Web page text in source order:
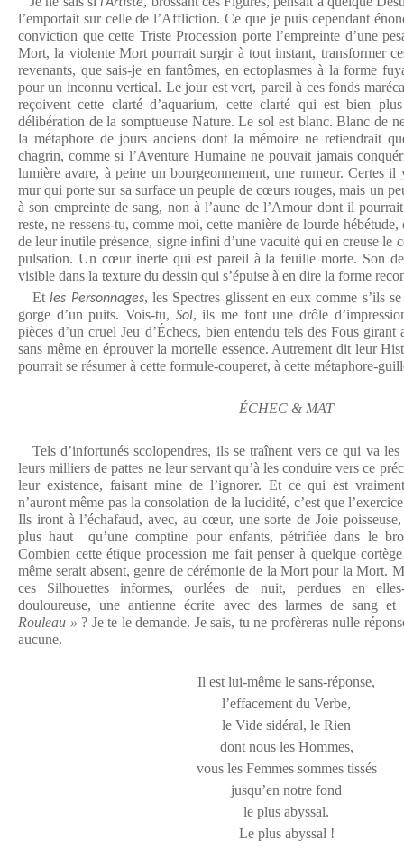
l’emportait sur celle de l’Affliction. Ce que je puis cependant
conviction que cette Triste Procession porte l’empreinte d’une
Mort, la violente Mort pourrait surgir à tout instant, transformer
revenants, que sais-je en fantômes, en ectoplasmes à la forme
pour un inconnu vertical. Le jour est vert, pareil à ces fonds
reçoivent cette clarté d’aquarium, cette clarté qui est bien
délibération de la somptueuse Nature. Le sol est blanc. Blanc de
la métaphore de jours anciens dont la mémoire ne retiendrait
chagrin, comme si l’Aventure Humaine ne pouvait jamais
lumière avare, à peine un bourgeonnement, une rumeur. Certes
mur qui porte sur sa surface un peuple de cœurs rouges, mais un
à son empreinte de sang, non à l’aune de l’Amour dont il
reste, ne ressens-tu, comme moi, cette manière de lourde
de leur inutile présence, signe infini d’une vacuité qui en creuse le
pulsation. Un cœur inerte qui est pareil à la feuille morte. Son
visible dans la texture du dessin qui s’épuise à en dire la forme
Et les Personnages, les Spectres glissent en eux comme s’ils
gorge d’un puits. Vois-tu, Sol, ils me font une drôle
pièces d’un cruel Jeu d’Échecs, bien entendu tels des Fous
sans même en éprouver la mortelle essence. Autrement dit leur
pourrait se résumer à cette formule-couperet, à cette métaphore-
ÉCHEC & MAT
Tels d’infortunés scolopendres, ils se traînent vers ce qui va les
leurs milliers de pattes ne leur servant qu’à les conduire vers ce
leur existence, faisant mine de l’ignorer. Et ce qui est
n’auront même pas la consolation de la lucidité, c’est que
Ils iront à l’échafaud, avec, au cœur, une sorte de Joie
plus haut qu’une comptine pour enfants, pétrifiée dans le
Combien cette étique procession me fait penser à quelque
même serait absent, genre de cérémonie de la Mort pour la Mort.
ces Silhouettes informes, ourlées de nuit, perdues en elles-
douloureuse, une antienne écrite avec des larmes de sang
Rouleau »? Je te le demande. Je sais, tu ne profèreras nulle
aucune.
Il est lui-même le sans-réponse,
l’effacement du Verbe,
le Vide sidéral, le Rien
dont nous les Hommes,
vous les Femmes sommes tissés
jusqu’en notre fond
le plus abyssal.
Le plus abyssal !